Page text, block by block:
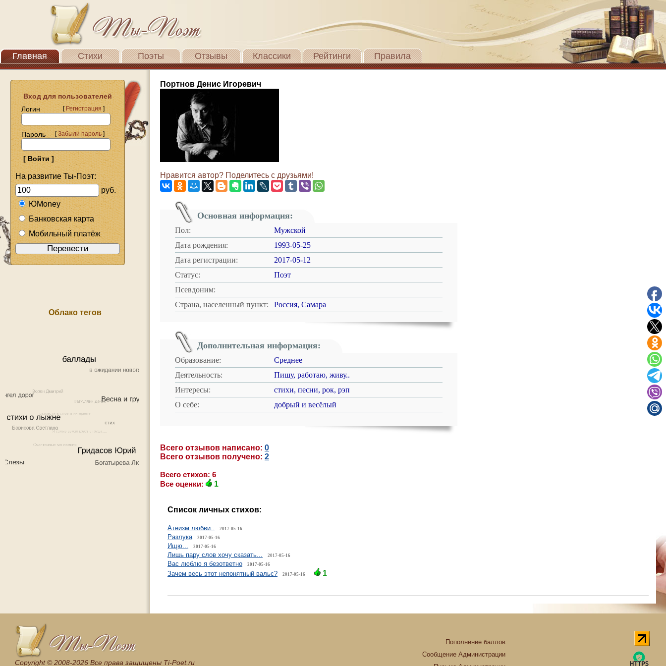
Главная Стихи Поэты Отзывы Классики Рейтинги Правила
Вход для пользователей
Логин
[Регистрация]
Пароль [Забыли пароль]
На развитие Ты-Поэт:
руб.
ЮMoney
Банковская карта
Мобильный платёж
Облако тегов
Портнов Денис Игоревич
Нравится автор? Поделитесь с друзьями!
Основная информация:
Пол:
Мужской
Дата рождения:
1993-05-25
Дата регистрации:
2017-05-12
Статус:
Поэт
Псевдоним:
Страна, населенный пункт:
Россия, Самара
Дополнительная информация:
Образование:
Среднее
Деятельность:
Пишу, работаю, живу..
Интересы:
стихи, песни, рок, рэп
О себе:
добрый и весёлый
Всего отзывов написано: 0
Всего отзывов получено: 2
Всего стихов: 6
Все оценки:
1
Список личных стихов:
Атеизм любви.. 2017-05-16
Разлука 2017-05-16
Ищю... 2017-05-16
Лишь пару слов хочу сказать... 2017-05-16
Вас люблю я безответно 2017-05-16
Зачем весь этот непонятный вальс? 2017-05-16 1
Сopyright © 2008-2026 Все права защищены Ti-Poet.ru
Пополнение баллов
Сообщение Администрации